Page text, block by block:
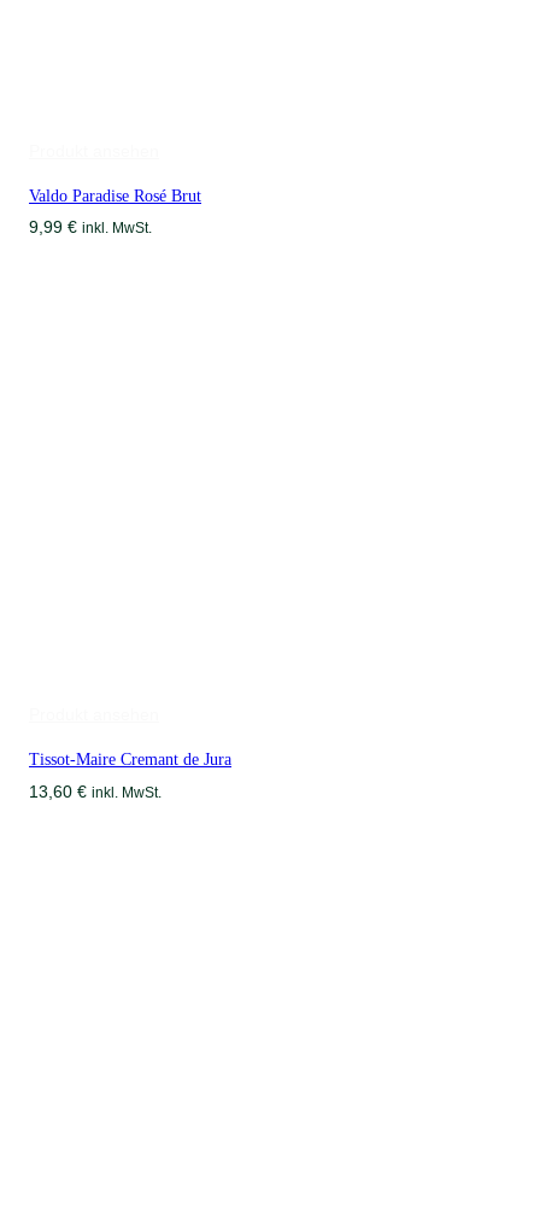
Valdo Paradise Rosé Brut
9,99 € inkl. MwSt.
Tissot-Maire Cremant de Jura
13,60 € inkl. MwSt.